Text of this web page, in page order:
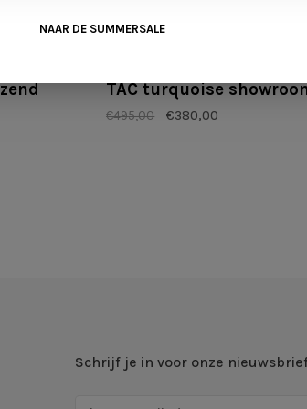
TAC turquoise
€495,00 €380,00
Schrijf je in voor onze
NAAR DE SUMMERSALE